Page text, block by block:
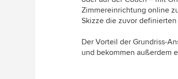
Zimmereinrichtung online
Skizze die zuvor
Der Vorteil der Grundriss-
und bekommen außerdem